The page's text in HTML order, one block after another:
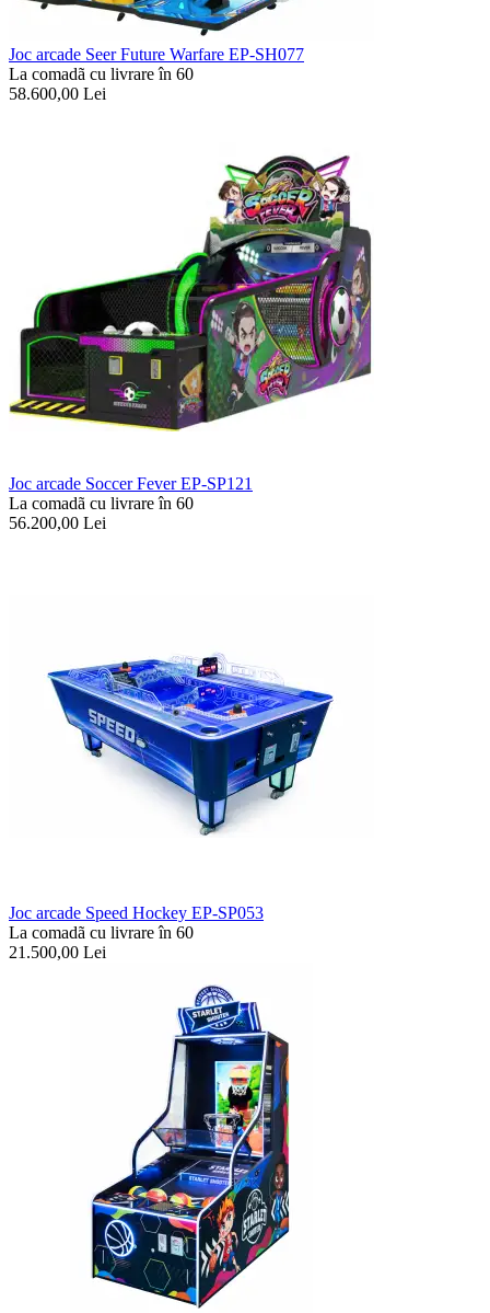
Joc arcade Seer Future Warfare EP-SH077
La comadã cu livrare în 60
58.600,00 Lei
Joc arcade Soccer Fever EP-SP121
La comadã cu livrare în 60
56.200,00 Lei
Joc arcade Speed Hockey EP-SP053
La comadã cu livrare în 60
21.500,00 Lei